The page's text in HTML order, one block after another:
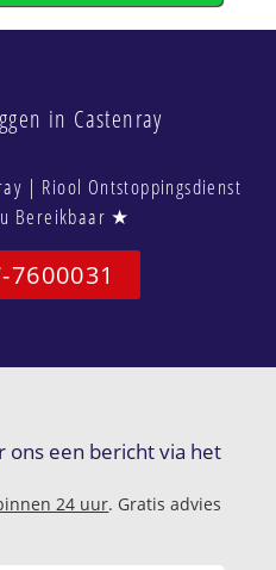
in Castenray
| Riool Ontstoppingsdienst
Bereikbaar ★
7600031
ons een bericht via het
24 uur. Gratis advies